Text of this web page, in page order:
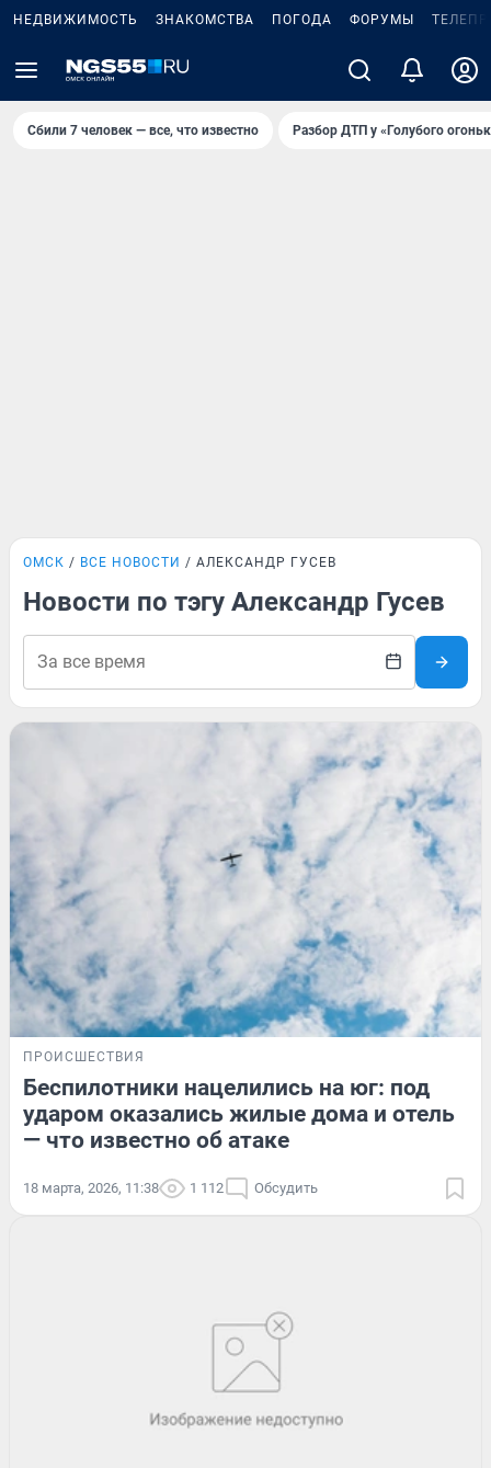
НЕДВИЖИМОСТЬ ЗНАКОМСТВА ПОГОДА ФОРУМЫ
Сбили 7 человек — все, что известно Разбор ДТП у «Голубого
ОМСК ВСЕ НОВОСТИ АЛЕКСАНДР ГУСЕВ
Новости по тэгу Александр Гусев
ПРОИСШЕСТВИЯ
Беспилотники нацелились на юг: под
ударом оказались жилые дома и отель
— что известно об атаке
18 марта, 2026, 11:38 1 112 Обсудить